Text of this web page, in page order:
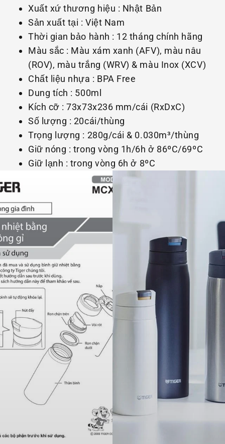
Xuất xứ thương hiệu : Nhật Bản
Sản xuất tại : Việt Nam
Thời gian bảo hành : 12 tháng chính hãng
Màu sắc : Màu xám xanh (AFV), màu nâu
(ROV), màu trắng (WRV) & màu Inox (XCV)
Chất liệu nhựa : BPA Free
Dung tích : 500ml
Kích cỡ : 73x73x236 mm/cái (RxDxC)
Số lượng : 20cái/thùng
Trọng lượng : 280g/cái & 0.030m³/thùng
Giữ nóng : trong vòng 1h/6h ở 86ºC/69ºC
Giữ lạnh : trong vòng 6h ở 8ºC